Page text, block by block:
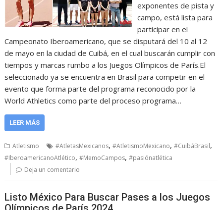
exponentes de pista y
campo, está lista para
participar en el
Campeonato Iberoamericano, que se disputará del 10 al 12
de mayo en la ciudad de Cuibá, en el cual buscarán cumplir con
tiempos y marcas rumbo a los Juegos Olímpicos de París.El
seleccionado ya se encuentra en Brasil para competir en el
evento que forma parte del programa reconocido por la
World Athletics como parte del proceso programa…
LEER MÁS
Atletismo #AtletasMexicanos,#AtletismoMexicano,#CuibáBrasil,
#IberoamericanoAtlético,#MemoCampos,#pasiónatlética
Deja un comentario
Listo México Para Buscar Pases a los Juegos